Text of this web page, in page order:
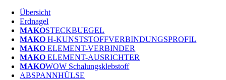
Übersicht
Erdnagel
MAKOSTECKBUEGEL
MAKO H-KUNSTSTOFFVERBINDUNGSPROFIL
MAKO ELEMENT-VERBINDER
MAKO ELEMENT-AUSRICHTER
MAKOWOW Schalungsklebstoff
ABSPANNHÜLSE